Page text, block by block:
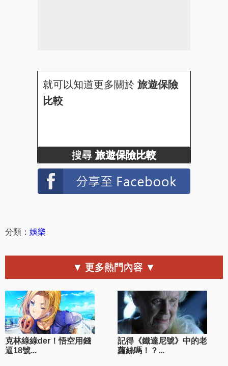
就可以知道更多關於 旅遊保險
比較
搜尋 旅遊保險比較
分類： 娛樂
▼ 更多熱門內容 ▼
克林綠綠der！悟空用錢
逼18號...
記得《鐵達尼號》中的老
蘿絲嗎！？...